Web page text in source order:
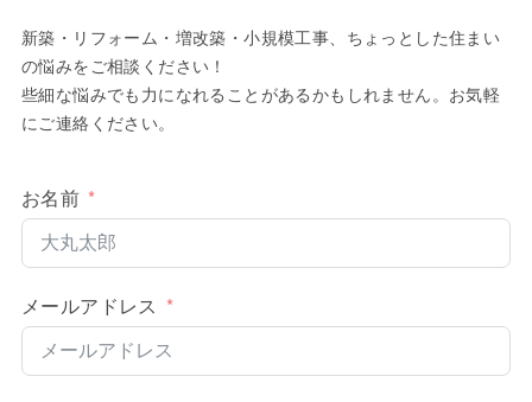
新築・リフォーム・増改築・小規模工事、ちょっとした住まい
の悩みをご相談ください！
些細な悩みでも力になれることがあるかもしれません。お気軽
にご連絡ください。
お名前
メールアドレス